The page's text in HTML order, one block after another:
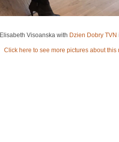
Elisabeth Visoanska with Dzien Dobry TVN
Click here to see more pictures about